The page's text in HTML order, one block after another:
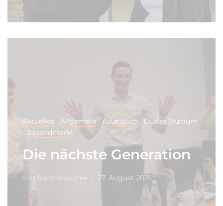
Aktuelles Allgemein Azubiblog
DualesStudium
Jugendmarkt
Die nächste Generation
von franziskabutke 27. August 2021